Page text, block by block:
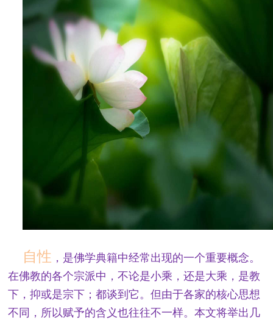
自性 ，是佛学典籍中经常出现的一个重要概念。
在佛教的各个宗派中，不论是小乘，还是大乘，是教
下，抑或是宗下；都谈到它。但由于各家的核心思想
不同，所以赋予的含义也往往不一样。本文将举出几